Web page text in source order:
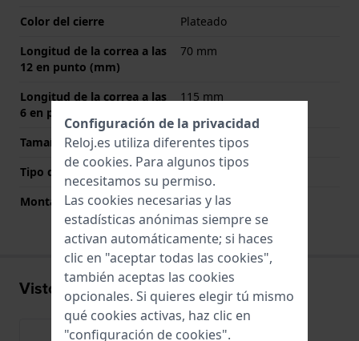
Color del cierre
Plateado
Longitud de la correa a las
12 en punto (mm)
70 mm
Longitud de la correa a las
6 en punto (mm)
115 mm
Tamaño de las correas
XL
Tipo de montaje
Pasadores de resorte
Montaje Recto
Si
Visto recientemente
Configuración de la privacidad
Reloj.es utiliza diferentes tipos
de cookies. Para algunos tipos
necesitamos su permiso.
Las cookies necesarias y las
estadísticas anónimas siempre se
activan automáticamente; si haces
clic en "aceptar todas las cookies",
también aceptas las cookies
opcionales. Si quieres elegir tú mismo
qué cookies activas, haz clic en
"configuración de cookies".